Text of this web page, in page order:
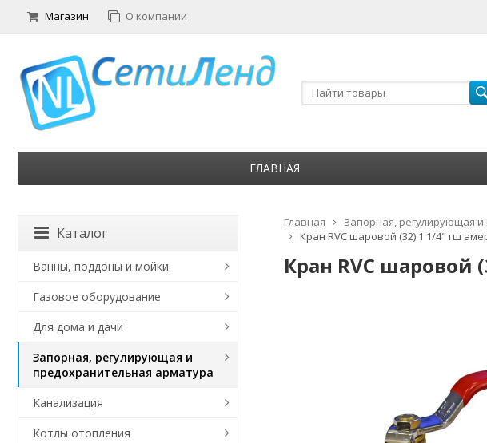
Магазин О компании
ГЛАВНАЯ
Главная Запорная, регулирующая
Кран RVC шаровой (32) 1 1/4" гш
Кран RVC шаровой
Каталог
Ванны, поддоны и мойки
Газовое оборудование
Для дома и дачи
Запорная, регулирующая и
предохранительная арматура
Канализация
Котлы отопления